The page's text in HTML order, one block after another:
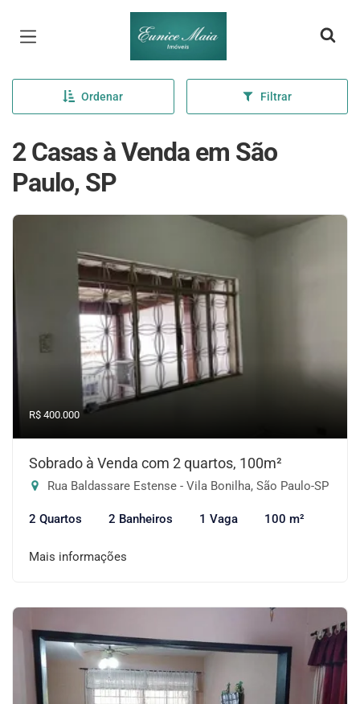
Página inicial
Ordenar Filtrar
2 Casas à Venda em São
Paulo, SP
R$ 400.000
Sobrado à Venda com 2 quartos, 100m²
Rua Baldassare Estense - Vila Bonilha, São Paulo-SP
2 Quartos 2 Banheiros 1 Vaga 100 m²
Mais informações